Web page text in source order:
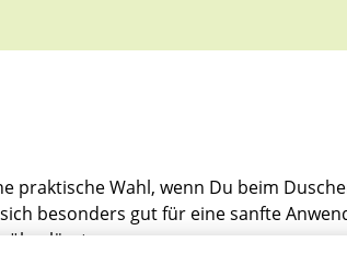
praktische Wahl, wenn Du beim
besonders gut für eine sanfte
lässt.